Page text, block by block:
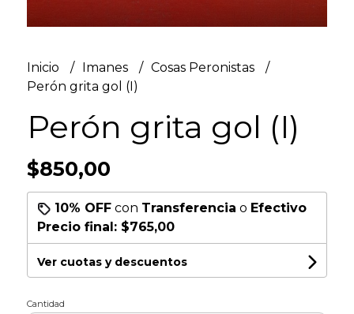
Inicio Imanes
Cosas Peronistas
Perón grita gol (I)
Perón grita gol (I)
$850,00
10% OFFcon Transferencia o Efectivo
Precio final: $765,00
Ver cuotas y descuentos
Cantidad